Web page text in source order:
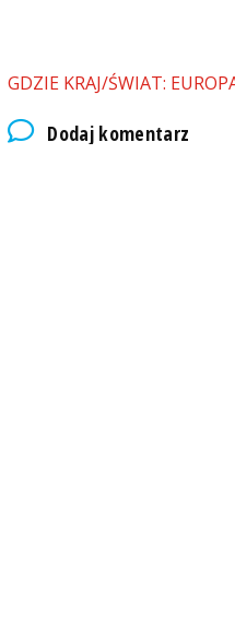
GDZIE KRAJ/ŚWIAT:
Dodaj komentarz